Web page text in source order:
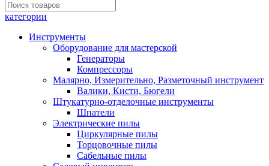
категории
Инструменты
Оборудование для мастерской
Генераторы
Компрессоры
Малярно, Измерительно, Разметочный инструмент
Валики, Кисти, Бюгели
Штукатурно-отделочные инструменты
Шпатели
Электрические пилы
Циркулярные пилы
Торцовочные пилы
Сабельные пилы